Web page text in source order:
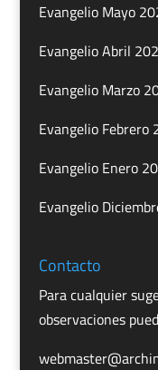
Evangelio Mayo
Evangelio Abril
Evangelio Marzo
Evangelio Febrero
Evangelio Enero
Evangelio
Contacto
Para cualquier
observaciones